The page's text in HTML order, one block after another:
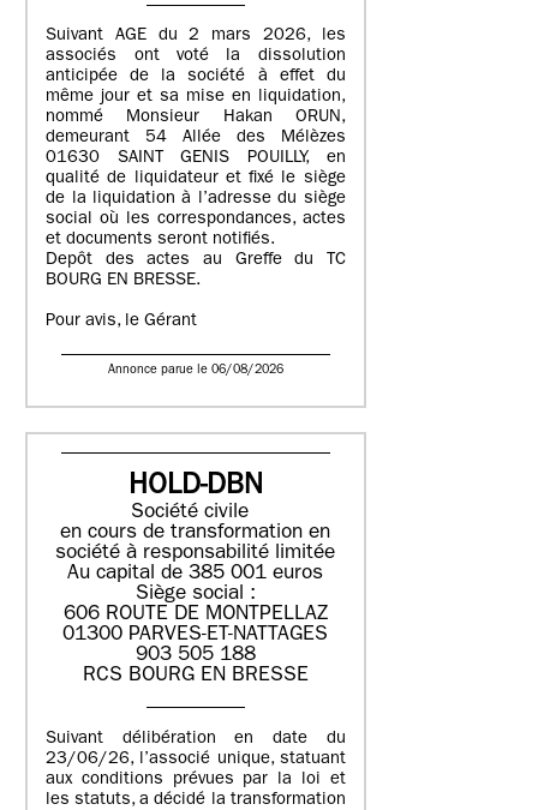
Suivant AGE du 2 mars 2026, les
associés ont voté la dissolution
anticipée de la société à effet du
même jour et sa mise en liquidation,
nommé Monsieur Hakan ORUN,
demeurant 54 Allée des Mélèzes
01630 SAINT GENIS POUILLY, en
qualité de liquidateur et fixé le siège
de la liquidation à l’adresse du siège
social où les correspondances, actes
et documents seront notifiés.
Depôt des actes au Greffe du TC
BOURG EN BRESSE.
Pour avis, le Gérant
Annonce parue le 06/08/2026
HOLD-DBN
Société civile
en cours de transformation en
société à responsabilité limitée
Au capital de 385 001 euros
Siège social :
606 ROUTE DE MONTPELLAZ
01300 PARVES-ET-NATTAGES
903 505 188
RCS BOURG EN BRESSE
Suivant délibération en date du
23/06/26, l’associé unique, statuant
aux conditions prévues par la loi et
les statuts, a décidé la transformation